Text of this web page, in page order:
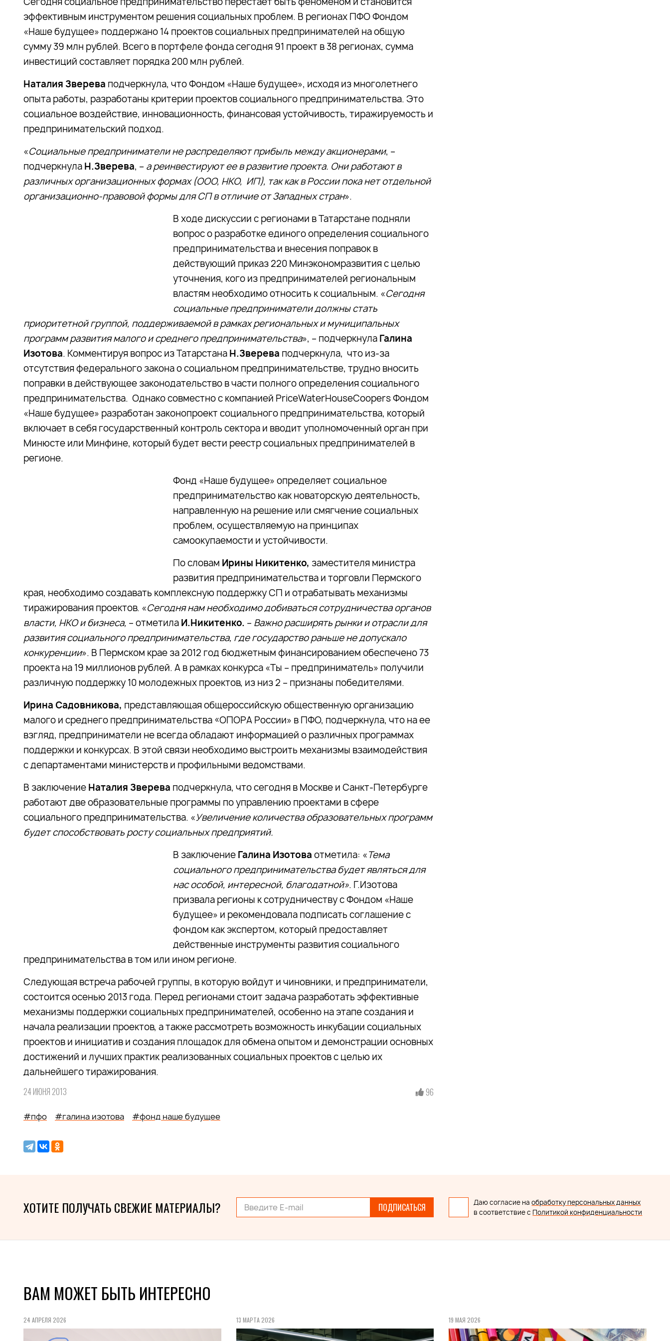
эффективным инструментом решения социальных проблем. В регионах ПФО Фондом
«Наше будущее» поддержано 14 проектов социальных предпринимателей на общую
сумму 39 млн рублей. Всего в портфеле фонда сегодня 91 проект в 38 регионах, сумма
инвестиций составляет порядка 200 млн рублей.
Наталия Зверева подчеркнула, что Фондом «Наше будущее», исходя из многолетнего
опыта работы, разработаны критерии проектов социального предпринимательства. Это
социальное воздействие, инновационность, финансовая устойчивость, тиражируемость и
предпринимательский подход.
«Социальные предприниматели не распределяют прибыль между акционерами, –
подчеркнула Н.Зверева, – а реинвестируют ее в развитие проекта. Они работают в
различных организационных формах (ООО, НКО, ИП), так как в России пока нет отдельной
организационно-правовой формы для СП в отличие от Западных стран».
В ходе дискуссии с регионами в Татарстане подняли
вопрос о разработке единого определения социального
предпринимательства и внесения поправок в
действующий приказ 220 Минэкономразвития с целью
уточнения, кого из предпринимателей региональным
властям необходимо относить к социальным. «Сегодня
социальные предприниматели должны стать
приоритетной группой, поддерживаемой в рамках региональных и муниципальных
программ развития малого и среднего предпринимательства», – подчеркнула Галина
Изотова. Комментируя вопрос из Татарстана Н.Зверева подчеркнула, что из-за
отсутствия федерального закона о социальном предпринимательстве, трудно вносить
поправки в действующее законодательство в части полного определения социального
предпринимательства. Однако совместно с компанией PriceWaterHouseCoopers Фондом
«Наше будущее» разработан законопроект социального предпринимательства, который
включает в себя государственный контроль сектора и вводит уполномоченный орган при
Минюсте или Минфине, который будет вести реестр социальных предпринимателей в
регионе.
Фонд «Наше будущее» определяет социальное
предпринимательство как новаторскую деятельность,
направленную на решение или смягчение социальных
проблем, осуществляемую на принципах
самоокупаемости и устойчивости.
По словам Ирины Никитенко, заместителя министра
развития предпринимательства и торговли Пермского
края, необходимо создавать комплексную поддержку СП и отрабатывать механизмы
тиражирования проектов. «Сегодня нам необходимо добиваться сотрудничества органов
власти, НКО и бизнеса, – отметила И.Никитенко. – Важно расширять рынки и отрасли для
развития социального предпринимательства, где государство раньше не допускало
конкуренции». В Пермском крае за 2012 год бюджетным финансированием обеспечено 73
проекта на 19 миллионов рублей. А в рамках конкурса «Ты – предприниматель» получили
различную поддержку 10 молодежных проектов, из низ 2 – признаны победителями.
Ирина Садовникова, представляющая общероссийскую общественную организацию
малого и среднего предпринимательства «ОПОРА России» в ПФО, подчеркнула, что на ее
взгляд, предприниматели не всегда обладают информацией о различных программах
поддержки и конкурсах. В этой связи необходимо выстроить механизмы взаимодействия
с департаментами министерств и профильными ведомствами.
В заключение Наталия Зверева подчеркнула, что сегодня в Москве и Санкт-Петербурге
работают две образовательные программы по управлению проектами в сфере
социального предпринимательства. «Увеличение количества образовательных программ
будет способствовать росту социальных предприятий.
В заключение Галина Изотова отметила: «Тема
социального предпринимательства будет являться для
нас особой, интересной, благодатной». Г.Изотова
призвала регионы к сотрудничеству с Фондом «Наше
будущее» и рекомендовала подписать соглашение с
фондом как экспертом, который предоставляет
действенные инструменты развития социального
предпринимательства в том или ином регионе.
Следующая встреча рабочей группы, в которую войдут и чиновники, и предприниматели,
состоится осенью 2013 года. Перед регионами стоит задача разработать эффективные
механизмы поддержки социальных предпринимателей, особенно на этапе создания и
начала реализации проектов, а также рассмотреть возможность инкубации социальных
проектов и инициатив и создания площадок для обмена опытом и демонстрации основных
достижений и лучших практик реализованных социальных проектов с целью их
дальнейшего тиражирования.
24 ИЮНЯ 2013 96
#пфо #галина изотова #фонд наше будущее
ХОТИТЕ ПОЛУЧАТЬ СВЕЖИЕ МАТЕРИАЛЫ? ПОДПИСАТЬСЯ Даю согласие наобработку персональных данных
в соответствие с Политикой конфиденциальности
ВАМ МОЖЕТ БЫТЬ ИНТЕРЕСНО
24 АПРЕЛЯ 2026 13 МАРТА 2026 19 МАЯ 2026